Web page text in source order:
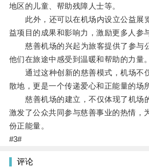
地区的儿童、帮助残障人士等。
此外，还可以在机场内设立公益展
益项目的成果和影响力，激励更多人参
慈善机场的兴起为旅客提供了参与
他们在旅途中感受到温暖和帮助的力量。
通过这种创新的慈善模式，机场不
散地，更是一个传递爱心和正能量的场
慈善机场的建立，不仅体现了机场
激发了公众共同参与慈善事业的热情，
份正能量。
#3#
评论